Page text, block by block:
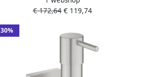
(past in houder 41 027) 41028GN0
€ 172,64€ 119,74
30%